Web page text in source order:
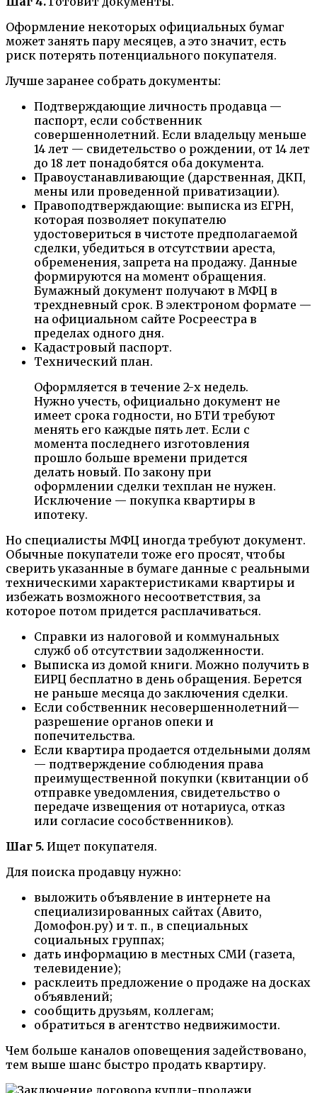
Оформление некоторых официальных бумаг
может занять пару месяцев, а это значит, есть
риск потерять потенциального покупателя.
Лучше заранее собрать документы:
Подтверждающие личность продавца —
паспорт, если собственник
совершеннолетний. Если владельцу меньше
14 лет — свидетельство о рождении, от 14 лет
до 18 лет понадобятся оба документа.
Правоустанавливающие (дарственная, ДКП,
мены или проведенной приватизации).
Правоподтверждающие: выписка из ЕГРН,
которая позволяет покупателю
удостовериться в чистоте предполагаемой
сделки, убедиться в отсутствии ареста,
обременения, запрета на продажу. Данные
формируются на момент обращения.
Бумажный документ получают в МФЦ в
трехдневный срок. В электроном формате —
на официальном сайте Росреестра в
пределах одного дня.
Кадастровый паспорт.
Технический план.
Оформляется в течение 2-х недель.
Нужно учесть, официально документ не
имеет срока годности, но БТИ требуют
менять его каждые пять лет. Если с
момента последнего изготовления
прошло больше времени придется
делать новый. По закону при
оформлении сделки техплан не нужен.
Исключение — покупка квартиры в
ипотеку.
Но специалисты МФЦ иногда требуют документ.
Обычные покупатели тоже его просят, чтобы
сверить указанные в бумаге данные с реальными
техническими характеристиками квартиры и
избежать возможного несоответствия, за
которое потом придется расплачиваться.
Справки из налоговой и коммунальных
служб об отсутствии задолженности.
Выписка из домой книги. Можно получить в
ЕИРЦ бесплатно в день обращения. Берется
не раньше месяца до заключения сделки.
Если собственник несовершеннолетний—
разрешение органов опеки и
попечительства.
Если квартира продается отдельными долям
— подтверждение соблюдения права
преимущественной покупки (квитанции об
отправке уведомления, свидетельство о
передаче извещения от нотариуса, отказ
или согласие сособственников).
Шаг 5. Ищет покупателя.
Для поиска продавцу нужно:
выложить объявление в интернете на
специализированных сайтах (Авито,
Домофон.ру) и т. п., в специальных
социальных группах;
дать информацию в местных СМИ (газета,
телевидение);
расклеить предложение о продаже на досках
объявлений;
сообщить друзьям, коллегам;
обратиться в агентство недвижимости.
Чем больше каналов оповещения задействовано,
тем выше шанс быстро продать квартиру.